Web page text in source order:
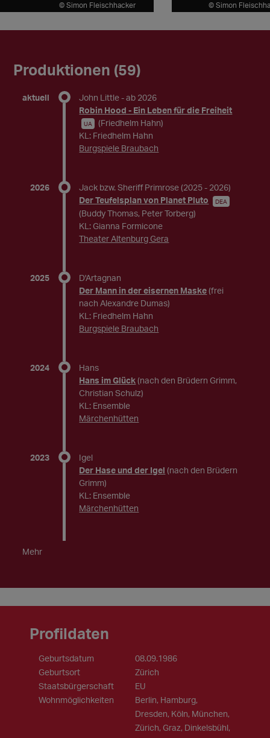
© Simon Fleischhacker © Simon
Produktionen (59)
aktuell John Little - ab 2026
Robin Hood - Ein Leben für die Freiheit
UA
(Friedhelm Hahn)
KL: Friedhelm Hahn
Burgspiele Braubach
2026 Jack bzw. Sheriff Primrose (2025 - 2026)
Der Teufelsplan von Planet Pluto
DEA
(Buddy Thomas, Peter Torberg)
KL: Gianna Formicone
Theater Altenburg Gera
2025
D'Artagnan
Der Mann in der eisernen Maske (frei
nach Alexandre Dumas)
KL: Friedhelm Hahn
Burgspiele Braubach
2024
Hans
Hans im Glück (nach den Brüdern Grimm,
Christian Schulz)
KL: Ensemble
Märchenhütten
2023
Igel
Der Hase und der Igel (nach den Brüdern
Grimm)
KL: Ensemble
Märchenhütten
Mehr
Profildaten
Geburtsdatum
08.09.1986
Geburtsort
Zürich
Staatsbürgerschaft
EU
Wohnmöglichkeiten
Berlin, Hamburg,
Dresden, Köln, München,
Zürich, Graz, Dinkelsbühl,